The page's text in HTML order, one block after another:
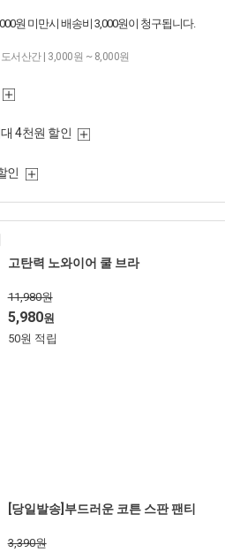
원 미만시 배송비 3,000원이 청구됩니다.
서산간 | 3,000원 ~ 8,000원
4천원 할인
인
고탄력 노와이어 쿨 브라
11,980원
5,980원
50원 적립
[당일발송]부드러운 코튼 스판 팬티
3,390원